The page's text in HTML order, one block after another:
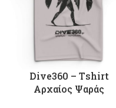
Dive360 – Τshirt
Αρχαίος Ψαράς